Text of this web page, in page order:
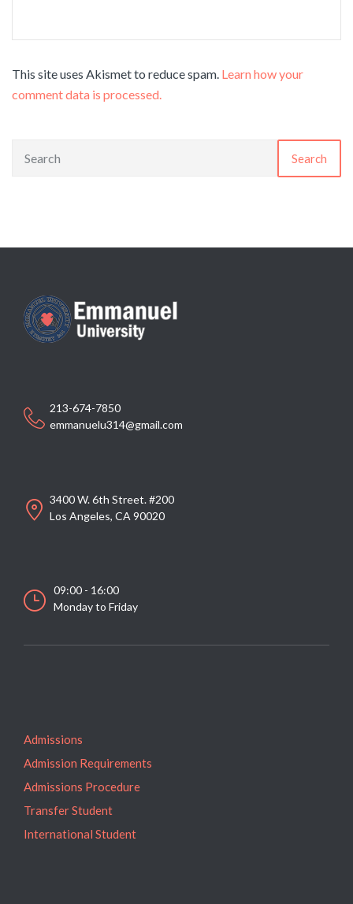
This site uses Akismet to reduce spam. Learn how your
comment data is processed.
Search
213-674-7850
emmanuelu314@gmail.com
3400 W. 6th Street. #200
Los Angeles, CA 90020
09:00 - 16:00
Monday to Friday
Admissions
Admission Requirements
Admissions Procedure
Transfer Student
International Student